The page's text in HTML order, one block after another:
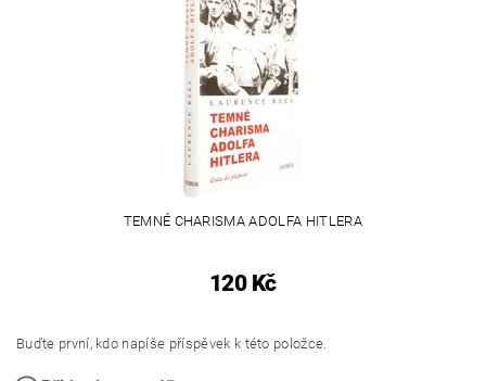
TEMNÉ CHARISMA ADOLFA HITLERA
120 Kč
Buďte první, kdo napíše příspěvek k této položce.